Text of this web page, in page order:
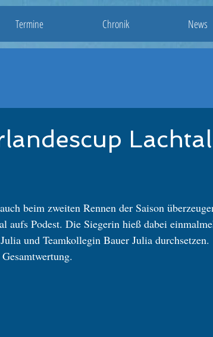
Termine Chronik News
Lachtal
beim zweiten Rennen der Saison
aufs Podest. Die Siegerin hieß dabei
und Teamkollegin Bauer Julia durchsetzen.